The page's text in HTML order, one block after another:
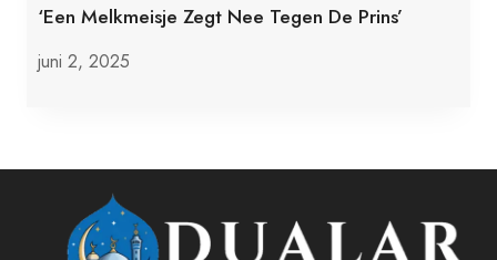
‘Een Melkmeisje Zegt Nee Tegen De Prins’
juni 2, 2025